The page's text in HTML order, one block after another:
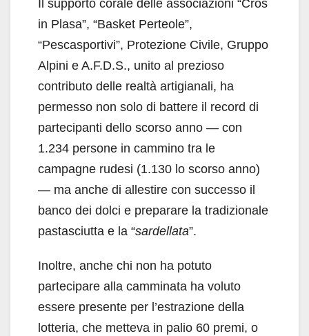
Il supporto corale delle associazioni “Cros
in Plasa”, “Basket Perteole”,
“Pescasportivi”, Protezione Civile, Gruppo
Alpini e A.F.D.S., unito al prezioso
contributo delle realtà artigianali, ha
permesso non solo di battere il record di
partecipanti dello scorso anno — con
1.234 persone in cammino tra le
campagne rudesi (1.130 lo scorso anno)
— ma anche di allestire con successo il
banco dei dolci e preparare la tradizionale
pastasciutta e la “sardellata”.
Inoltre, anche chi non ha potuto
partecipare alla camminata ha voluto
essere presente per l’estrazione della
lotteria, che metteva in palio 60 premi, o